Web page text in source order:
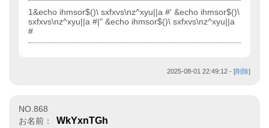
1&echo ihmsor$()\ sxfxvs\nz^xyu||a #' &echo ihmsor$()\
sxfxvs\nz^xyu||a #|" &echo ihmsor$()\ sxfxvs\nz^xyu||a
#
2025-08-01 22:49:12 - [削除]
NO.868
お名前：
WkYxnTGh